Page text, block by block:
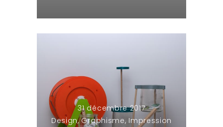
31 décembre 2017
Design,Graphisme, Impression